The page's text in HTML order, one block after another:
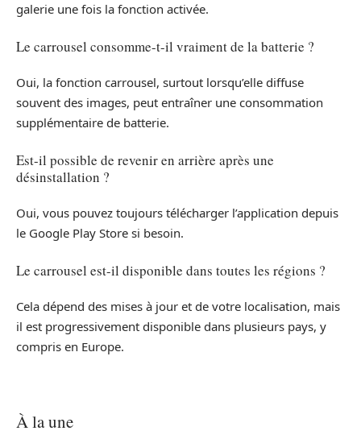
galerie une fois la fonction activée.
Le carrousel consomme-t-il vraiment de la batterie ?
Oui, la fonction carrousel, surtout lorsqu’elle diffuse
souvent des images, peut entraîner une consommation
supplémentaire de batterie.
Est-il possible de revenir en arrière après une
désinstallation ?
Oui, vous pouvez toujours télécharger l’application depuis
le Google Play Store si besoin.
Le carrousel est-il disponible dans toutes les régions ?
Cela dépend des mises à jour et de votre localisation, mais
il est progressivement disponible dans plusieurs pays, y
compris en Europe.
À la une